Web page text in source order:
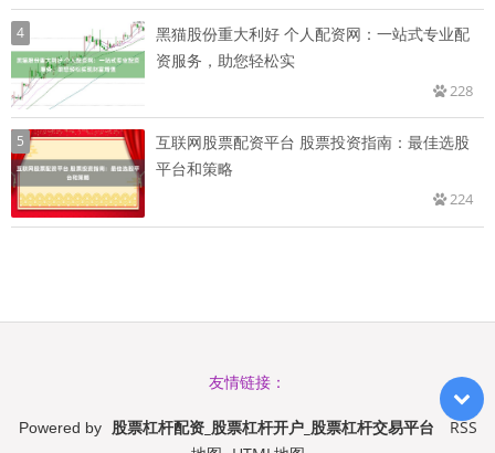
4
黑猫股份重大利好 个人配资网：一站式专业配
资服务，助您轻松实
228
5
互联网股票配资平台 股票投资指南：最佳选股
平台和策略
224
友情链接：
Powered by 股票杠杆配资_股票杠杆开户_股票杠杆交易平台
RSS